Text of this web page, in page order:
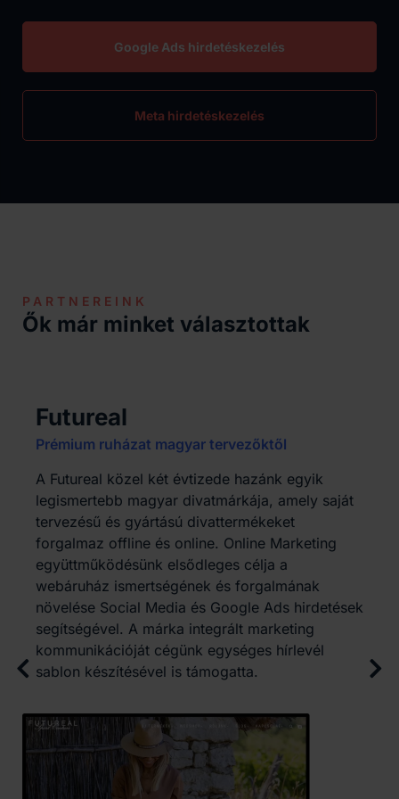
Google Ads hirdetéskezelés
Meta hirdetéskezelés
PARTNEREINK
Ők már minket választottak
Futureal
Prémium ruházat magyar tervezőktől
A Futureal közel két évtizede hazánk egyik
legismertebb magyar divatmárkája, amely saját
tervezésű és gyártású divattermékeket
forgalmaz offline és online. Online Marketing
együttműködésünk elsődleges célja a
webáruház ismertségének és forgalmának
növelése Social Media és Google Ads hirdetések
segítségével. A márka integrált marketing
kommunikációját cégünk egységes hírlevél
sablon készítésével is támogatta.